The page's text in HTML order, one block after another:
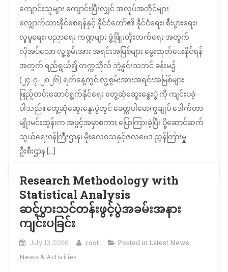
ကျောင်းသူများ ကျောင်းပြီးလျှင် အလုပ်အကိုင်များ
လျှောက်ထားနိုင်စေရန်နှင့် နိုင်ငံတော်၏ နိုင်ငံရေး၊ စီးပွားရေး၊
လူမှုရေး၊ ပညာရေး ကဏ္ဍများ ဖွံ့ဖြိုးတိုးတက်ရေး အတွက်
လိုအပ်သော လူ့စွမ်းအား အရင်းအမြစ်များ မွေးထုတ်ပေးနိုင်ရန်
အတွက် ရည်ရွယ်၍ တက္ကသိုလ် ဘွဲ့နှင်းသဘင် ခန်းမ၌
(၂၄-၇-၂၀၂၆) ရက်နေ့တွင် လူ့စွမ်းအားအရင်းအမြစ်များ
ဖြည့်တင်းဆောင်ရွက်နိုင်ရေး တွေ့ဆုံဆွေးနွေးပွဲ ကို ကျင်းပခဲ့
ပါသည်။ တွေ့ဆုံဆွေးနွေးပွဲတွင် ခေတ္တပါမောက္ခချုပ် ဒေါက်တာ
မျိုးမင်းထွန်းက အဖွင့်အမှာစကား ပြောကြားခဲ့ပြီး ပို့ဆောင်ဆက်
သွယ်ရေးဝန်ကြီးဌာန၊ မိုးလေဝသနှင့်ဇလဗေဒ ညွှန်ကြားမှု
ဦးစီးဌာန […]
Research Methodology with
Statistical Analysis
ဆင့်ပွားသင်တန်းဖွင့်ပွဲအခမ်းအနား
ကျင်းပခြင်း
July 13, 2026 root Posted in Latest News,
News & Activities